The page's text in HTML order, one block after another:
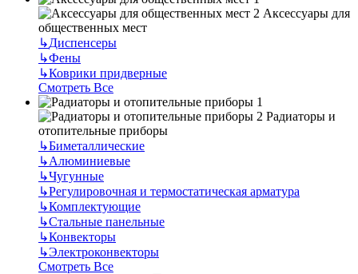
Аксессуары для
общественных мест
↳Диспенсеры
↳Фены
↳Коврики придверные
Смотреть Все
Радиаторы и
отопительные приборы
↳Биметаллические
↳Алюминиевые
↳Чугунные
↳Регулировочная и термостатическая арматура
↳Комплектующие
↳Стальные панельные
↳Конвекторы
↳Электроконвекторы
Смотреть Все